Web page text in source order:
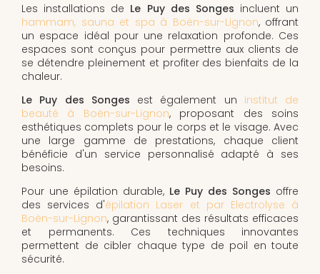
Les installations de Le Puy des Songes incluent un
hammam, sauna et spa à Boën-sur-Lignon, offrant
un espace idéal pour une relaxation profonde. Ces
espaces sont conçus pour permettre aux clients de
se détendre pleinement et profiter des bienfaits de la
chaleur.
Le Puy des Songes est également un institut de
beauté à Boën-sur-Lignon, proposant des soins
esthétiques complets pour le corps et le visage. Avec
une large gamme de prestations, chaque client
bénéficie d'un service personnalisé adapté à ses
besoins.
Pour une épilation durable, Le Puy des Songes offre
des services d'épilation Laser et par Electrolyse à
Boën-sur-Lignon, garantissant des résultats efficaces
et permanents. Ces techniques innovantes
permettent de cibler chaque type de poil en toute
sécurité.